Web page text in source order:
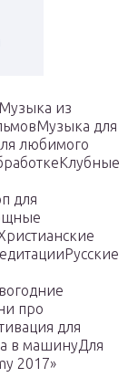
из
для
любимого
для
про
для
в машинуДля
2017»